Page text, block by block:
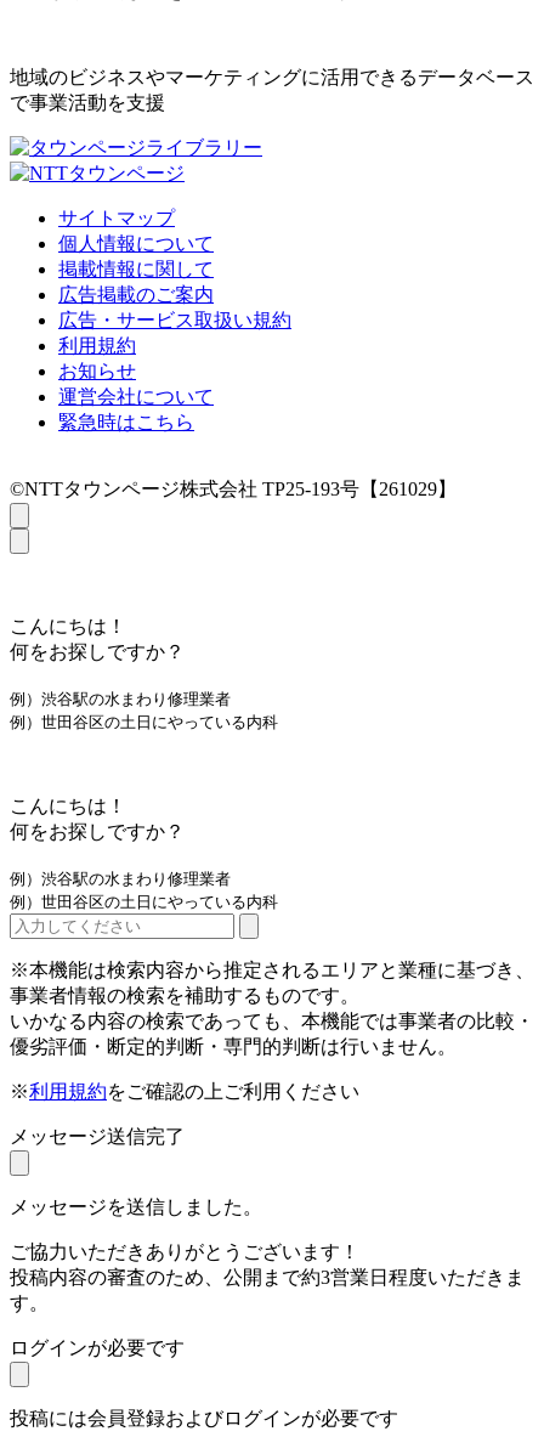
地域のビジネスやマーケティングに活用できるデータベース
で事業活動を支援
サイトマップ
個人情報について
掲載情報に関して
広告掲載のご案内
広告・サービス取扱い規約
利用規約
お知らせ
運営会社について
緊急時はこちら
©NTTタウンページ株式会社 TP25-193号【261029】
こんにちは！
何をお探しですか？
例）渋谷駅の水まわり修理業者
例）世田谷区の土日にやっている内科
こんにちは！
何をお探しですか？
例）渋谷駅の水まわり修理業者
例）世田谷区の土日にやっている内科
※本機能は検索内容から推定されるエリアと業種に基づき、
事業者情報の検索を補助するものです。
いかなる内容の検索であっても、本機能では事業者の比較・
優劣評価・断定的判断・専門的判断は行いません。
※利用規約をご確認の上ご利用ください
メッセージ送信完了
メッセージを送信しました。
ご協力いただきありがとうございます！
投稿内容の審査のため、公開まで約3営業日程度いただきま
す。
ログインが必要です
投稿には会員登録およびログインが必要です